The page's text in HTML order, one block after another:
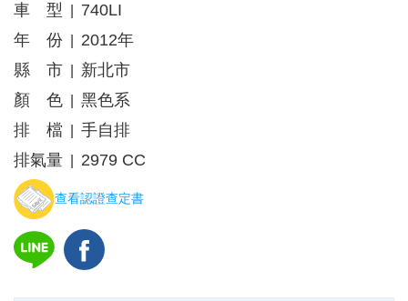
車 型
740LI
年 份
2012年
縣 市
新北市
顏 色
黑色系
排 檔
手自排
排氣量
2979 CC
查看認證查定書